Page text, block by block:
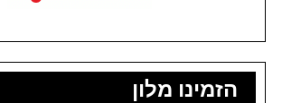
הזמינו מלון